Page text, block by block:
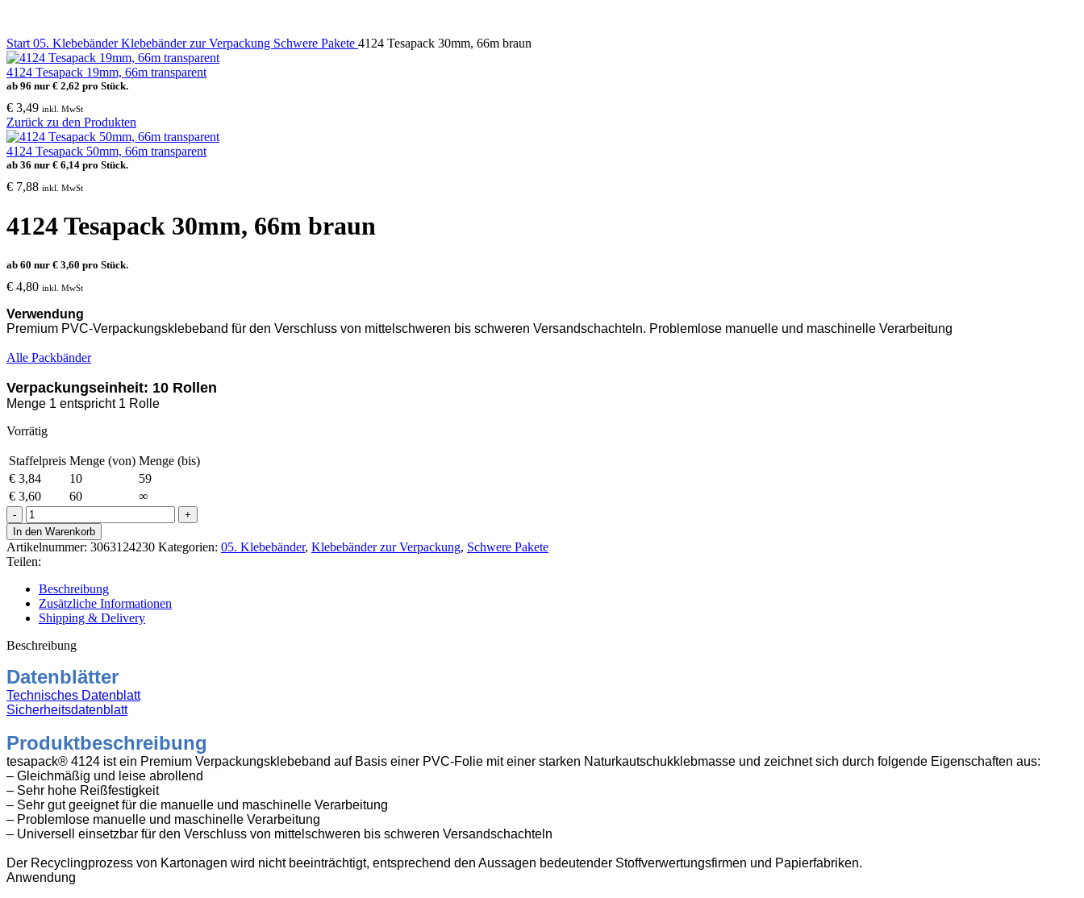
Start 05. KlebebänderKlebebänder zur Verpackung Schwere Pakete 4124 Tesapack 30mm, 66m braun
4124 Tesapack 19mm, 66m transparent
ab 96 nur € 2,62 pro Stück.
€ 3,49 inkl. MwSt
Zurück zu den Produkten
4124 Tesapack 50mm, 66m transparent
ab 36 nur € 6,14 pro Stück.
€ 7,88 inkl. MwSt
4124 Tesapack 30mm, 66m braun
ab 60 nur € 3,60 pro Stück.
€ 4,80 inkl. MwSt
Verwendung
Premium PVC-Verpackungsklebeband für den Verschluss von mittelschweren bis schweren Versandschachteln. Problemlose manuelle und maschinelle Verarbeitung
Alle Packbänder
Verpackungseinheit: 10 Rollen
Menge 1 entspricht 1 Rolle
Vorrätig
Staffelpreis Menge (von) Menge (bis)
€ 3,84 10
59
€ 3,60 60
∞
4124
Tesapack
30mm,
66m
braun
Menge
In den Warenkorb
Artikelnummer: 3063124230 Kategorien: 05. Klebebänder, Klebebänder zur Verpackung, Schwere Pakete
Teilen:
Beschreibung
Zusätzliche Informationen
Shipping & Delivery
Beschreibung
Datenblätter
Technisches Datenblatt
Sicherheitsdatenblatt
Produktbeschreibung
tesapack® 4124 ist ein Premium Verpackungsklebeband auf Basis einer PVC-Folie mit einer starken Naturkautschukklebmasse und zeichnet sich durch folgende Eigenschaften aus:
– Gleichmäßig und leise abrollend
– Sehr hohe Reißfestigkeit
– Sehr gut geeignet für die manuelle und maschinelle Verarbeitung
– Problemlose manuelle und maschinelle Verarbeitung
– Universell einsetzbar für den Verschluss von mittelschweren bis schweren Versandschachteln
Der Recyclingprozess von Kartonagen wird nicht beeinträchtigt, entsprechend den Aussagen bedeutender Stoffverwertungsfirmen und Papierfabriken.
Anwendung